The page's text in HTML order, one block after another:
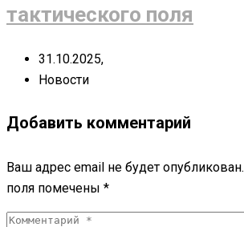
тактического поля
31.10.2025,
Новости
Добавить комментарий
Ваш адрес email не будет опубликован.
поля помечены *